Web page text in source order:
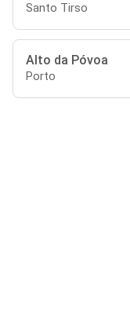
Santo Tirso
Alto da Póvoa
Porto